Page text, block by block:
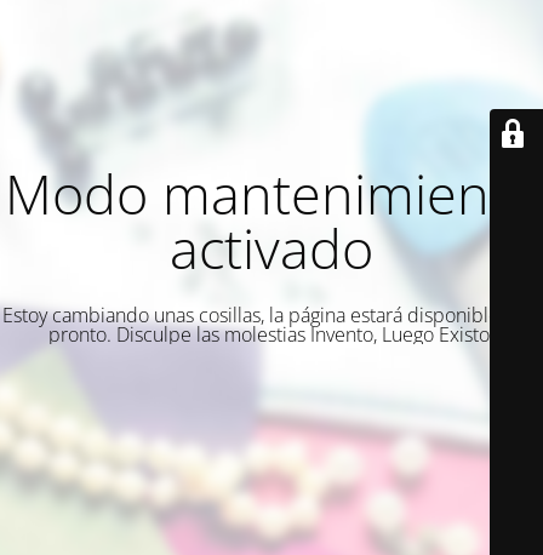
Modo mantenimiento
activado
Estoy cambiando unas cosillas, la página estará disponible muy
pronto. Disculpe las molestias Invento, Luego Existo.